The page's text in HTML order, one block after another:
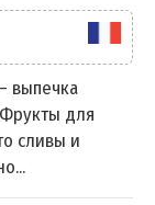
выпечка
для
сливы и